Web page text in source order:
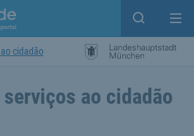
Open
cidadão
ao cidadão